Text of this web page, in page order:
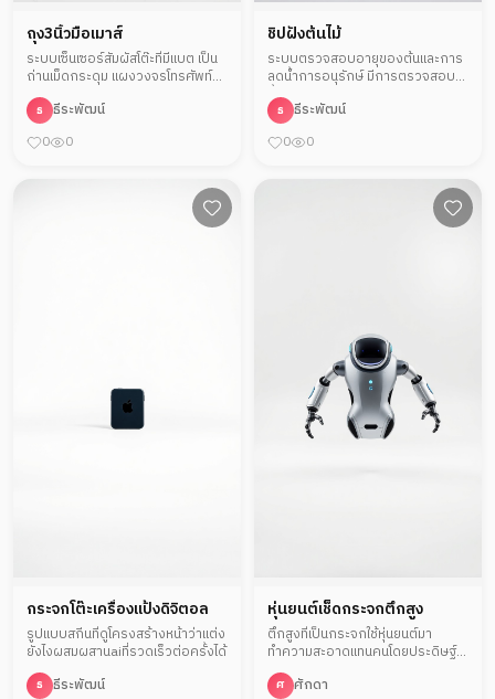
ถุง3นิ้วมือเมาส์
ระบบเซ็นเซอร์สัมผัสโต๊ะที่มีแบต เป็น
ถ่านเม็ดกระดุม แผงวงจรโทรศัพท์
สามารถลากไปมา
ธ ธีระพัฒน์
0
0
ชิปฝังต้นไม้
ระบบตรวจสอบอายุของต้นและการ
ลดน้ำการอนุรักษ์ มีการตรวจสอบ
น้ำตาลในพืชว่าติดไวรัสอะไร
ธ ธีระพัฒน์
0
0
กระจกโต๊ะเครื่องแป้งดิจิตอล
รูปแบบสกีนที่ดูโครงสร้างหน้าว่าแต่ง
ยังไงผสมผสานaiที่รวดเร็วต่อครั้งได้
ธ ธีระพัฒน์
หุ่นยนต์เช็ดกระจกตึกสูง
ตึกสูงที่เป็นกระจกใช้หุ่นยนต์มา
ทำความสะอาดแทนคนโดยประดิษฐ์
หุ่นยนต์ด้านทำความสะอาดโดยตรง
มาทำด้านนี้
ศ ศักดา